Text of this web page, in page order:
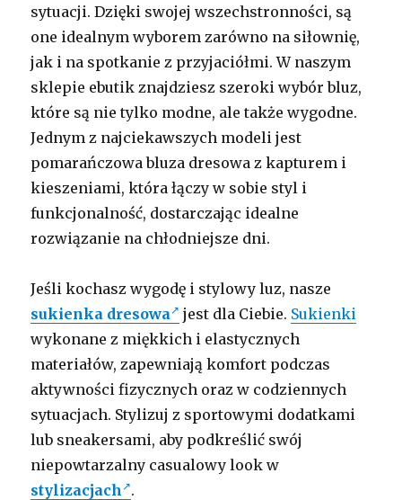
sytuacji. Dzięki swojej wszechstronności, są
one idealnym wyborem zarówno na siłownię,
jak i na spotkanie z przyjaciółmi. W naszym
sklepie ebutik znajdziesz szeroki wybór bluz,
które są nie tylko modne, ale także wygodne.
Jednym z najciekawszych modeli jest
pomarańczowa bluza dresowa z kapturem i
kieszeniami, która łączy w sobie styl i
funkcjonalność, dostarczając idealne
rozwiązanie na chłodniejsze dni.
Jeśli kochasz wygodę i stylowy luz, nasze
sukienka dresowa
jest dla Ciebie. Sukienki
wykonane z miękkich i elastycznych
materiałów, zapewniają komfort podczas
aktywności fizycznych oraz w codziennych
sytuacjach. Stylizuj z sportowymi dodatkami
lub sneakersami, aby podkreślić swój
niepowtarzalny casualowy look w
stylizacjach
.